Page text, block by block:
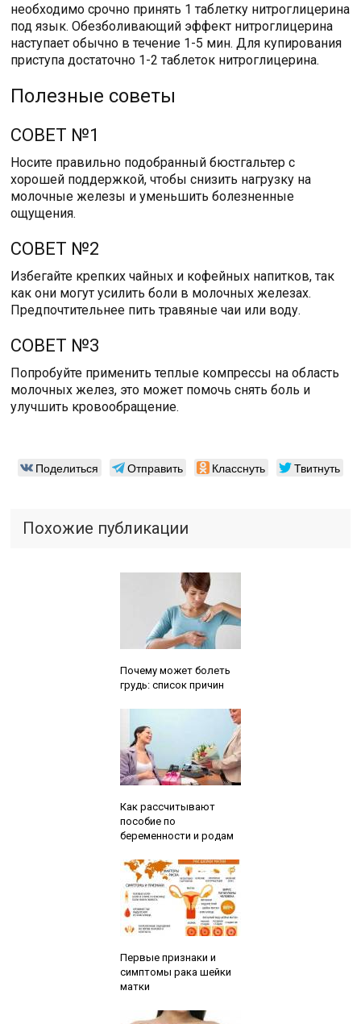
необходимо срочно принять 1 таблетку нитроглицерина
под язык. Обезболивающий эффект нитроглицерина
наступает обычно в течение 1-5 мин. Для купирования
приступа достаточно 1-2 таблеток нитроглицерина.
Полезные советы
СОВЕТ №1
Носите правильно подобранный бюстгальтер с
хорошей поддержкой, чтобы снизить нагрузку на
молочные железы и уменьшить болезненные
ощущения.
СОВЕТ №2
Избегайте крепких чайных и кофейных напитков, так
как они могут усилить боли в молочных железах.
Предпочтительнее пить травяные чаи или воду.
СОВЕТ №3
Попробуйте применить теплые компрессы на область
молочных желез, это может помочь снять боль и
улучшить кровообращение.
Поделиться Отправить Класснуть Твитнуть
Похожие публикации
Почему может болеть
грудь: список причин
Как рассчитывают
пособие по
беременности и родам
Первые признаки и
симптомы рака шейки
матки